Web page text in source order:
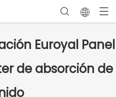
Euroyal Panel
de absorción de